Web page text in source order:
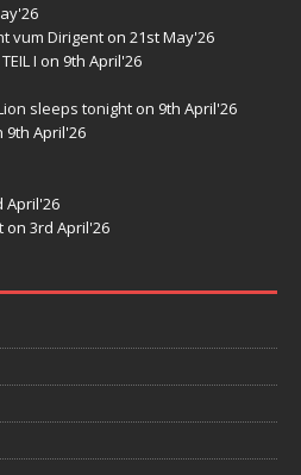
vum Dirigent on 21st May'26
I on 9th April'26
sleeps tonight on 9th April'26
9th April'26
April'26
on 3rd April'26